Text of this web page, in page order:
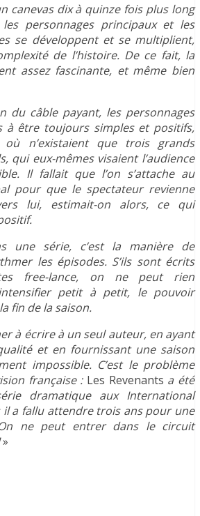
canevas dix à quinze fois plus long
personnages principaux et les
se développent et se multiplient,
de l’histoire. De ce fait, la
assez fascinante, et même bien
du câble payant, les personnages
à être toujours simples et positifs,
n’existaient que trois grands
qui eux-mêmes visaient l’audience
Il fallait que l’on s’attache au
pour que le spectateur revienne
lui, estimait-on alors, ce qui
une série, c’est la manière de
les épisodes. S’ils sont écrits
free-lance, on ne peut rien
petit à petit, le pouvoir
fin de la saison.
à écrire à un seul auteur, en ayant
et en fournissant une saison
impossible. C’est le problème
française : Les Revenants a été
dramatique aux International
il a fallu attendre trois ans pour une
ne peut entrer dans le circuit
»